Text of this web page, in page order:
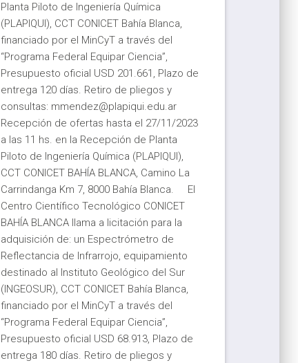
Planta Piloto de Ingeniería Química
(PLAPIQUI), CCT CONICET Bahía Blanca,
financiado por el MinCyT a través del
“Programa Federal Equipar Ciencia”,
Presupuesto oficial USD 201.661, Plazo de
entrega 120 días. Retiro de pliegos y
consultas: ‌mmendez@‍plapiqui.edu.ar
Recepción de ofertas hasta el 27/11/2023
a las 11 hs. en la Recepción de Planta
Piloto de Ingeniería Química (PLAPIQUI),
CCT CONICET BAHÍA BLANCA, Camino La
Carrindanga Km 7, 8000 Bahía Blanca. El
Centro Científico Tecnológico CONICET
BAHÍA BLANCA llama a licitación para la
adquisición de: un Espectrómetro de
Reflectancia de Infrarrojo, equipamiento
destinado al Instituto Geológico del Sur
(INGEOSUR), CCT CONICET Bahía Blanca,
financiado por el MinCyT a través del
“Programa Federal Equipar Ciencia”,
Presupuesto oficial USD 68.913, Plazo de
entrega 180 días. Retiro de pliegos y